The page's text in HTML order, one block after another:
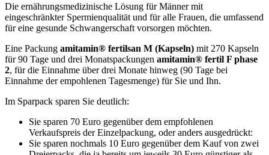
Die ernährungsmedizinische Lösung für Männer mit
eingeschränkter Spermienqualität und für alle Frauen, die umfassend
für eine gesunde Schwangerschaft vorsorgen möchten.
Eine Packung amitamin® fertilsan M (Kapseln) mit 270 Kapseln
für 90 Tage und drei Monatspackungen amitamin® fertil F phase
2, für die Einnahme über drei Monate hinweg (90 Tage bei
Einnahme der empohlenen Tagesmenge) für Sie und Ihn.
Im Sparpack sparen Sie deutlich:
Sie sparen 70 Euro gegenüber dem empfohlenen
Verkaufspreis der Einzelpackung, oder anders ausgedrückt:
Sie sparen nochmals 10 Euro gegenüber dem Kauf von zwei